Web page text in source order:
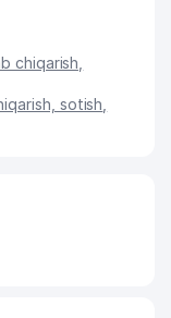
chiqarish,
sotish